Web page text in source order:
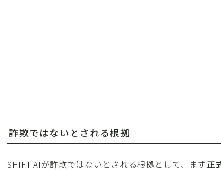
詐欺ではないとされる根拠
SHIFT AIが詐欺ではないとされる根拠として、まず正